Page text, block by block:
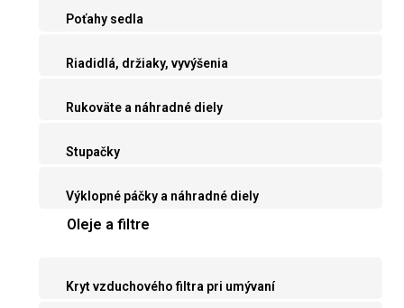
Poťahy sedla
Riadidlá, držiaky, vyvýšenia
Rukoväte a náhradné diely
Stupačky
Výklopné páčky a náhradné diely
Oleje a filtre
Kryt vzduchového filtra pri umývaní